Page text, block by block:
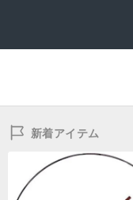
新着アイテム